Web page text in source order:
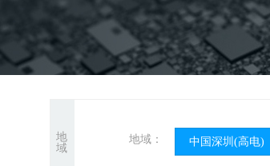
地
域
地域： 中国深圳(高电)